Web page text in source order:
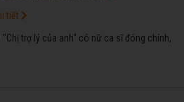
trợ lý của anh" có nữ ca sĩ đóng chính,
tiết